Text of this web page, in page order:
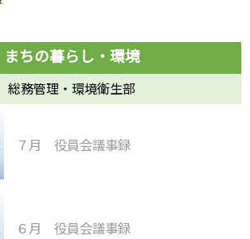
総務管理・環境衛生部
７月 役員会議事録
６月 役員会議事録